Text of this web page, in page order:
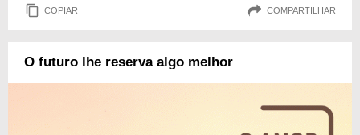
COPIAR COMPARTILHAR
O futuro lhe reserva algo melhor